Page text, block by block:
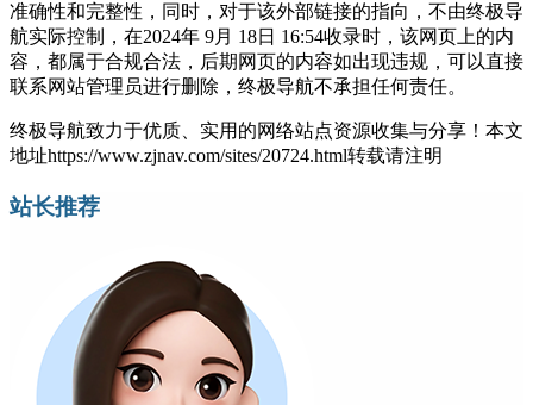
准确性和完整性，同时，对于该外部链接的指向，不由终极导
航实际控制，在2024年 9月 18日 16:54收录时，该网页上的内
容，都属于合规合法，后期网页的内容如出现违规，可以直接
联系网站管理员进行删除，终极导航不承担任何责任。
终极导航致力于优质、实用的网络站点资源收集与分享！ 本文
地址https://www.zjnav.com/sites/20724.html转载请注明
站长推荐